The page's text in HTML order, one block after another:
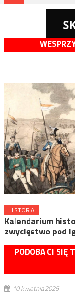
HISTORIA
Kalendarium
zwycięstwo pod
PODOBA CI SIĘ
10 kwietnia 2025